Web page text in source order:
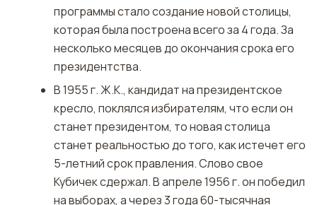
программы стало создание новой столицы,
которая была построена всего за 4 года. За
несколько месяцев до окончания срока его
президентства.
В 1955 г. Ж.К., кандидат на президентское
кресло, поклялся избирателям, что если он
станет президентом, то новая столица
станет реальностью до того, как истечет его
5-летний срок правления. Слово свое
Кубичек сдержал. В апреле 1956 г. он победил
на выборах, а через 3 года 60-тысячная